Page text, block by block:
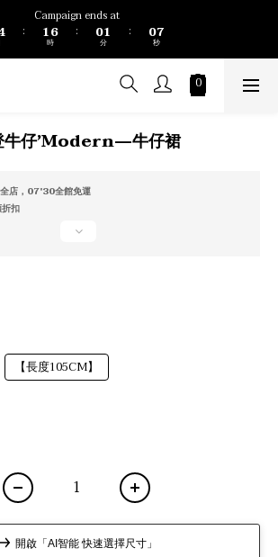
Campaign ends at
:
2
1
0
7
6
5
4
時
:
1
0
2
1
0
分
:
07
6
5
4
3
1
0
秒
牛仔’Modern—牛仔裙
全店，07'30全館免運
扣
【長度105CM】
開啟「AI智能 快速選擇尺寸」